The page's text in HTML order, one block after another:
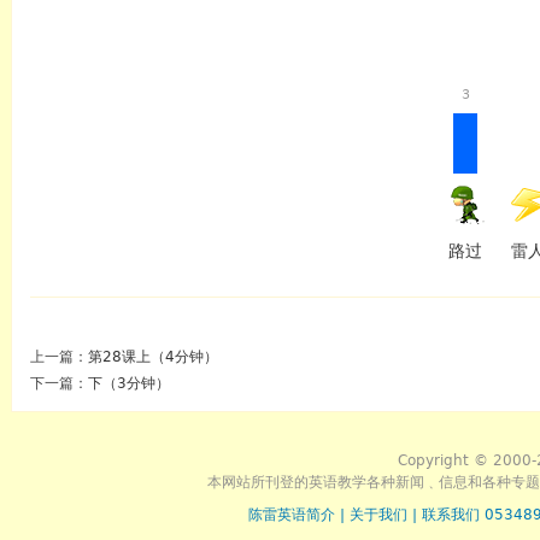
3
路过 雷
上一篇： 第28课上（4分钟）
下一篇： 下（3分钟）
Copyright © 2000-
本网站所刊登的英语教学各种新闻﹑信息和各种专
陈雷英语简介
关于我们
联系我们